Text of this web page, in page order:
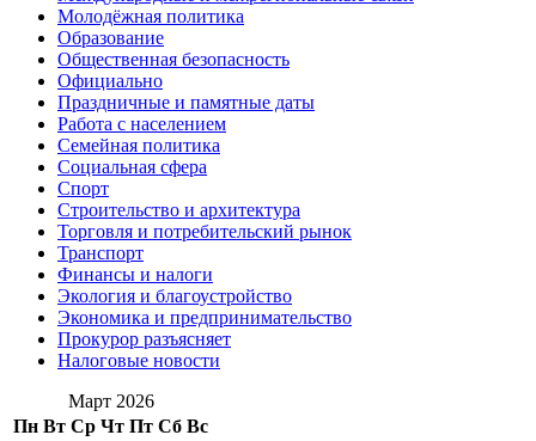
Молодёжная политика
Образование
Общественная безопасность
Официально
Праздничные и памятные даты
Работа с населением
Семейная политика
Социальная сфера
Спорт
Строительство и архитектура
Торговля и потребительский рынок
Транспорт
Финансы и налоги
Экология и благоустройство
Экономика и предпринимательство
Прокурор разъясняет
Налоговые новости
Март 2026
Пн Вт Ср Чт Пт Сб Вс